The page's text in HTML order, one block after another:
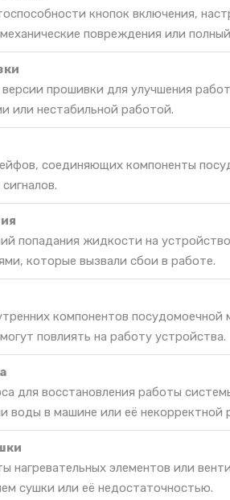
кнопок включения,
повреждения или
версии прошивки для улучшения
или нестабильной работой.
соединяющих компоненты
попадания жидкости на
которые вызвали сбои в работе.
компонентов
повлиять на работу устройства.
для восстановления работы
воды в машине или её некорректной
нагревательных элементов или
сушки или её недостаточностью.